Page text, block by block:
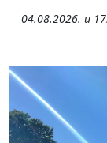
04.08.2026. u